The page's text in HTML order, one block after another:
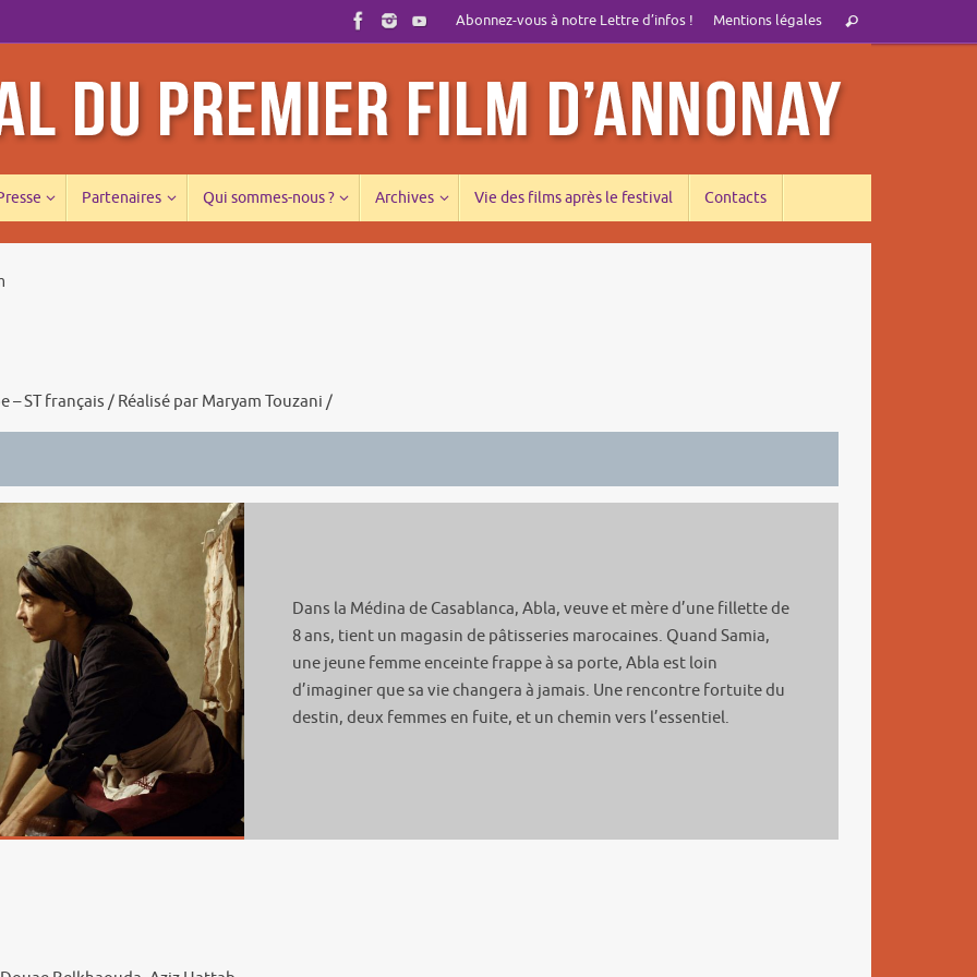
Abonnez-vous à notre Lettre d’infos ! Mentions légales
pour
Rechercher
Partenaires Qui sommes-nous ? Archives Vie des films après le festival Contacts
– ST français / Réalisé par Maryam Touzani /
Dans la Médina de Casablanca, Abla, veuve et mère d’une fillette de
8 ans, tient un magasin de pâtisseries marocaines. Quand Samia,
une jeune femme enceinte frappe à sa porte, Abla est loin
d’imaginer que sa vie changera à jamais. Une rencontre fortuite du
destin, deux femmes en fuite, et un chemin vers l’essentiel.